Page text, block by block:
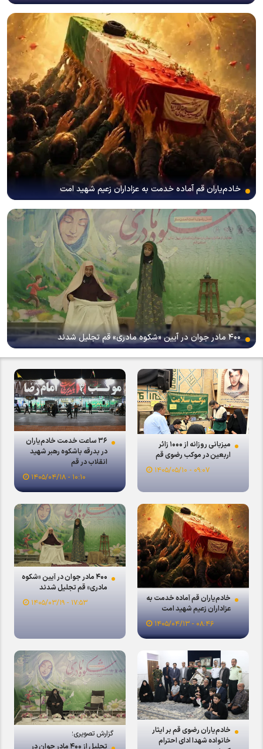
خادم‌یاران قم آماده خدمت به عزاداران زعیم شهید امت
۴۰۰ مادر جوان در آیین «شکوه مادری» قم تجلیل شدند
میزبانی روزانه از ۱۰۰۰ زائر
اربعین در موکب رضوی قم
۰۹:۰۷ - ۱۴۰۵/۰۵/۱۰
۳۶ ساعت خدمت خادم‌یاران
در بدرقه باشکوه رهبر شهید
انقلاب در قم
۱۰:۱۰ - ۱۴۰۵/۰۴/۱۸
خادم‌یاران قم آماده خدمت به
عزاداران زعیم شهید امت
۰۸:۴۶ - ۱۴۰۵/۰۴/۱۳
۴۰۰ مادر جوان در آیین «شکوه
مادری» قم تجلیل شدند
۱۷:۵۳ - ۱۴۰۵/۰۳/۱۹
خادم‌یاران رضوی قم بر ایثار
خانواده شهدا ادای احترام
گزارش تصویری؛
تجلیل از ۴۰۰ مادر جوان در